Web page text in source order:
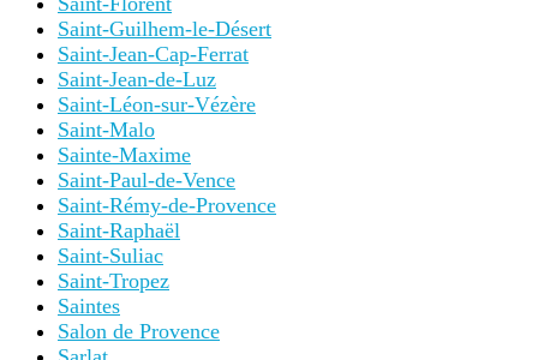
Saint-Guilhem-le-Désert
Saint-Jean-Cap-Ferrat
Saint-Jean-de-Luz
Saint-Léon-sur-Vézère
Saint-Malo
Sainte-Maxime
Saint-Paul-de-Vence
Saint-Rémy-de-Provence
Saint-Raphaël
Saint-Suliac
Saint-Tropez
Saintes
Salon de Provence